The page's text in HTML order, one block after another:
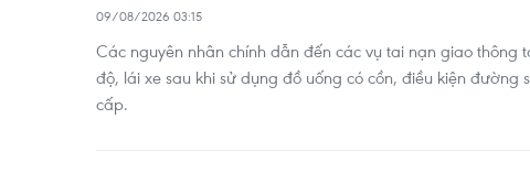
09/08/2026 03:15
Các nguyên nhân chính dẫn đến các vụ tai nạn giao thông
độ, lái xe sau khi sử dụng đồ uống có cồn, điều kiện đường
cấp.